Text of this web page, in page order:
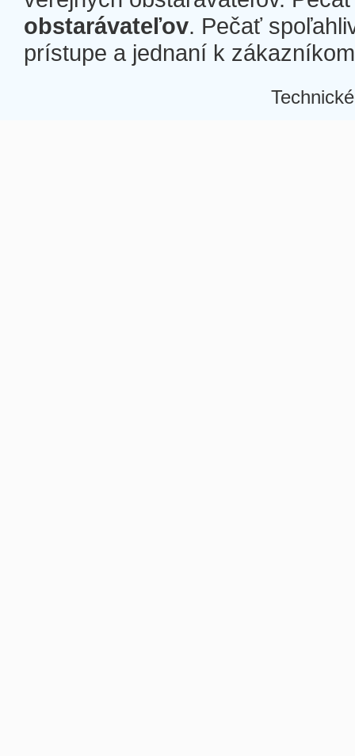
obstarávateľov. Pečať
prístupe a jednaní k